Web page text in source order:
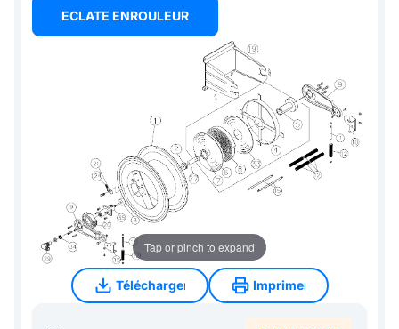
ECLATE ENROULEUR
Tap or pinch to expand
Télécharger
Télécharger
Imprimer
Imprimer